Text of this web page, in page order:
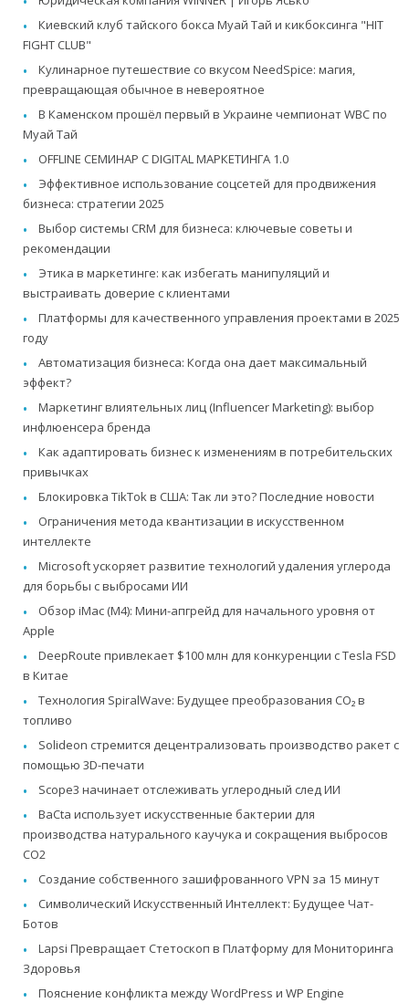
Киевский клуб тайского бокса Муай Тай и кикбоксинга "HIT
FIGHT CLUB"
Кулинарное путешествие со вкусом NeedSpice: магия,
превращающая обычное в невероятное
В Каменском прошёл первый в Украине чемпионат WBC по
Муай Тай
OFFLINE СЕМИНАР С DIGITAL МАРКЕТИНГА 1.0
Эффективное использование соцсетей для продвижения
бизнеса: стратегии 2025
Выбор системы CRM для бизнеса: ключевые советы и
рекомендации
Этика в маркетинге: как избегать манипуляций и
выстраивать доверие с клиентами
Платформы для качественного управления проектами в 2025
году
Автоматизация бизнеса: Когда она дает максимальный
эффект?
Маркетинг влиятельных лиц (Influencer Marketing): выбор
инфлюенсера бренда
Как адаптировать бизнес к изменениям в потребительских
привычках
Блокировка TikTok в США: Так ли это? Последние новости
Ограничения метода квантизации в искусственном
интеллекте
Microsoft ускоряет развитие технологий удаления углерода
для борьбы с выбросами ИИ
Обзор iMac (M4): Мини-апгрейд для начального уровня от
Apple
DeepRoute привлекает $100 млн для конкуренции с Tesla FSD
в Китае
Технология SpiralWave: Будущее преобразования CO₂ в
топливо
Solideon стремится децентрализовать производство ракет с
помощью 3D-печати
Scope3 начинает отслеживать углеродный след ИИ
BaCta использует искусственные бактерии для
производства натурального каучука и сокращения выбросов
CO2
Создание собственного зашифрованного VPN за 15 минут
Символический Искусственный Интеллект: Будущее Чат-
Ботов
Lapsi Превращает Стетоскоп в Платформу для Мониторинга
Здоровья
Пояснение конфликта между WordPress и WP Engine